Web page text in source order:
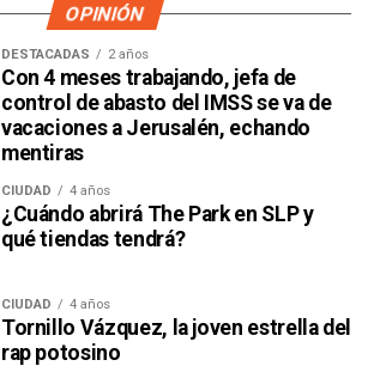
OPINIÓN
DESTACADAS 2 años
Con 4 meses trabajando, jefa de
control de abasto del IMSS se va de
vacaciones a Jerusalén, echando
mentiras
CIUDAD 4 años
¿Cuándo abrirá The Park en SLP y
qué tiendas tendrá?
CIUDAD 4 años
Tornillo Vázquez, la joven estrella del
rap potosino